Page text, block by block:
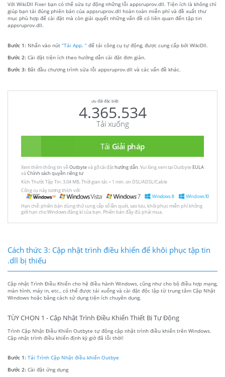
Với WikiDll Fixer bạn có thể sửa tự động những lỗi appsruprov.dll. Tiện ích là không chỉ
giúp bạn tải đúng phiên bản của appsruprov.dll hoàn toàn miễn phí và đề xuất thư
mục phù hợp để cài đặt mà còn giải quyết những vấn đề có liên quan đến tập tin
appsruprov.dll.
Bước 1: Nhấn vào nút “Tải App. ” để tải công cụ tự động, được cung cấp bởi WikiDll.
Bước 2: Cài đặt tiện ích theo hướng dẫn cài đặt đơn giản.
Bước 3: Bắt đầu chương trình sửa lỗi appsruprov.dll và các vấn đề khác.
ưu đãi đặc biệt
4.365.534
Tải xuống
Tải Giải pháp
Xem thêm thông tin vềOutbytevà gỡ cài đặthướng dẫn. Vui lòng xem tại Outbyte EULA
vàChính sách quyền riêng tư
Kích Thước Tập Tin: 3.04 MB, Thời gian tải: < 1 min. on DSL/ADSL/Cable
Công cụ này tương thích với:
Hạn chế: phiên bản dùng thử cung cấp số lần quét, sao lưu, khôi phục miễn phí không
giới hạn cho Windows đăng kí của bạn. Phiên bản đầy đủ phải mua.
Cách thức 3: Cập nhật trình điều khiển để khôi phục tập tin
.dll bị thiếu
Cập nhật Trình Điều Khiển cho hệ điều hành Windows, cũng như cho bộ điều hợp mạng,
màn hình, máy in, etc., có thể được tải xuống và cài đặt độc lập từ trung tâm Cập Nhật
Windows hoặc bằng cách sử dụng tiện ích chuyên dụng.
TÙY CHỌN 1 - Cập Nhật Trình Điều Khiển Thiết Bị Tự Động
Trình Cập Nhật Điều Khiển Outbyte tự động cập nhật trình điều khiển trên Windows.
Cập nhật trình điều khiển định kỳ giờ đã lỗi thời!
Bước 1: Tải Trình Cập Nhật điều khiển Outbye
Bước 2: Cài đặt ứng dụng